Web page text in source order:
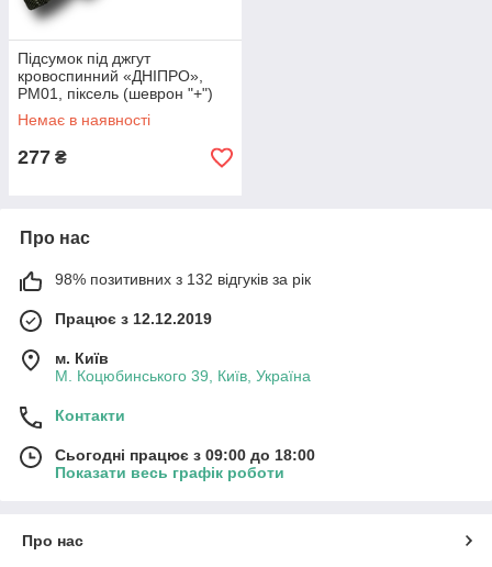
Підсумок під джгут
кровоспинний «ДНІПРО»,
РМ01, піксель (шеврон "+")
Немає в наявності
277 ₴
Про нас
98% позитивних з 132 відгуків за рік
Працює з 12.12.2019
м. Київ
М. Коцюбинського 39, Київ, Україна
Контакти
Сьогодні працює з 09:00 до 18:00
Показати весь графік роботи
Про нас